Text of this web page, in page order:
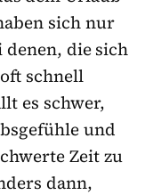
sich nur
die sich
schnell
es schwer,
und
Zeit zu
dann,